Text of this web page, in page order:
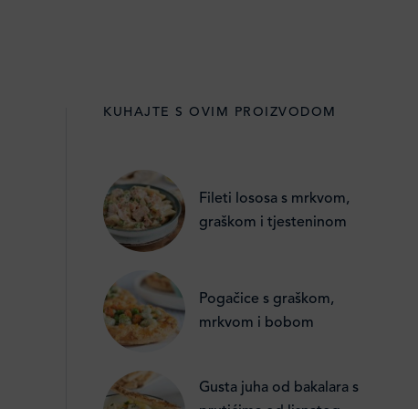
KUHAJTE S OVIM PROIZVODOM
Fileti lososa s mrkvom,
graškom i tjesteninom
Pogačice s graškom,
mrkvom i bobom
Gusta juha od bakalara s